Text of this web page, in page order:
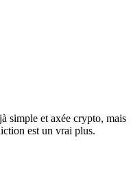
simple et axée crypto, mais
est un vrai plus.